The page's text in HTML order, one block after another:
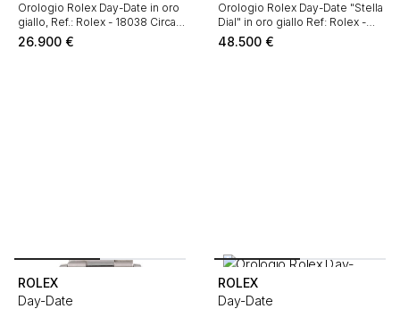
Orologio Rolex Day-Date in oro
giallo, Ref.: Rolex - 18038 Circa
1984
26.900 €
Orologio Rolex Day-Date "Stella
Dial" in oro giallo Ref: Rolex -
18038 Circa 1986
48.500 €
ROLEX
Day-Date
ROLEX
Day-Date